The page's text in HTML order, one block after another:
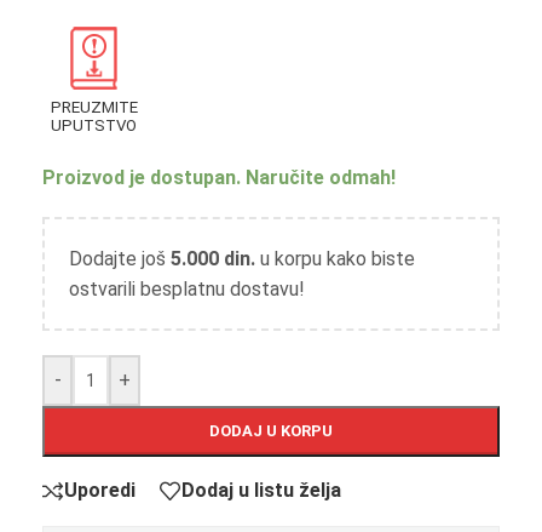
PREUZMITE
UPUTSTVO
Proizvod je dostupan. Naručite odmah!
Dodajte još 5.000 din. u korpu kako biste
ostvarili besplatnu dostavu!
- +
DODAJ U KORPU
Uporedi Dodaj u listu želja